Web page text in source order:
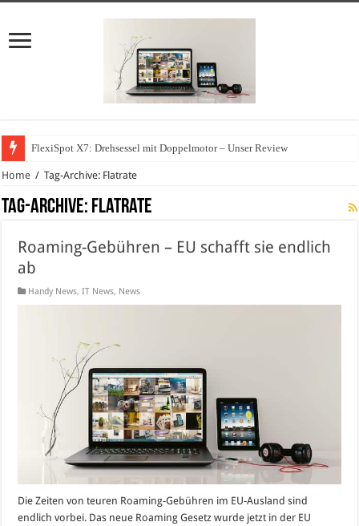
FlexiSpot X7: Drehsessel mit Doppelmotor – Unser Review
Home / Tag-Archive: Flatrate
Tag-Archive: Flatrate
Roaming-Gebühren – EU schafft sie endlich
ab
Handy News,IT News, News
Die Zeiten von teuren Roaming-Gebühren im EU-Ausland sind
endlich vorbei. Das neue Roaming Gesetz wurde jetzt in der EU